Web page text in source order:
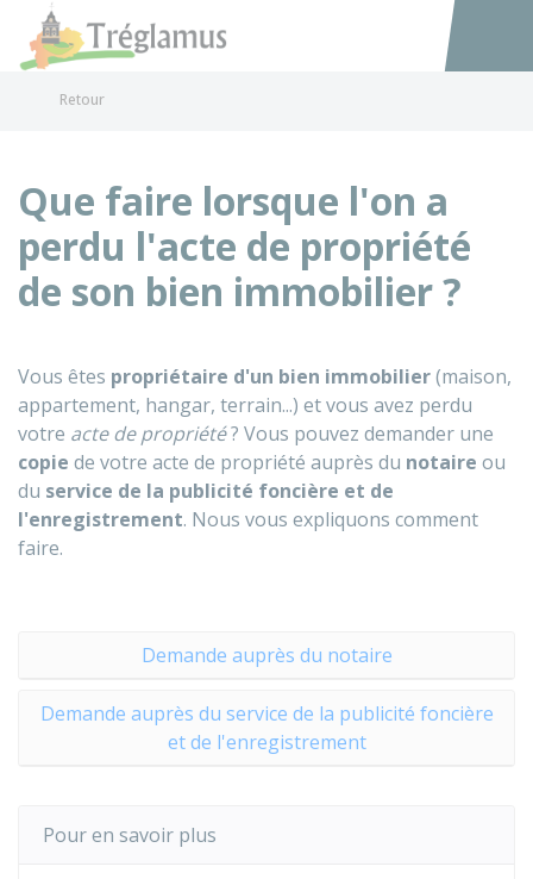
Accéder
Retour
Que faire lorsque l'on a
perdu l'acte de propriété
de son bien immobilier ?
Vous êtes propriétaire d'un bien immobilier(maison,
appartement, hangar, terrain...) et vous avez perdu
votre acte de propriété? Vous pouvez demander une
copie de votre acte de propriété auprès du notaire ou
du service de la publicité foncière et de
l'enregistrement. Nous vous expliquons comment
faire.
Demande auprès du notaire
Demande auprès du service de la publicité foncière
et de l'enregistrement
Pour en savoir plus